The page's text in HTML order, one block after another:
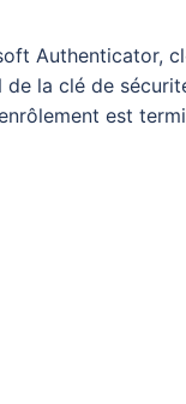
Authenticator,
la clé de
est